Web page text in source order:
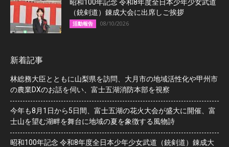
昭和100年記念 令和8年度全日本少年少女武道
（銃剣道）錬成大会に出席しご挨拶
活動報告 08/10/2026
新着記事
林総務大臣とともに山梨県を訪問、大月市の地域活性化や甲州市
の農業DXのお話を伺い、富士五湖消防本部を視察
今年も8月1日から5日間、富士五湖の花火大会が盛大に開催、富
士山を望む湖畔を舞台に地域の夏を象徴する風物詩
昭和100年記念 令和8年度全日本少年少女武道（銃剣道）錬成大